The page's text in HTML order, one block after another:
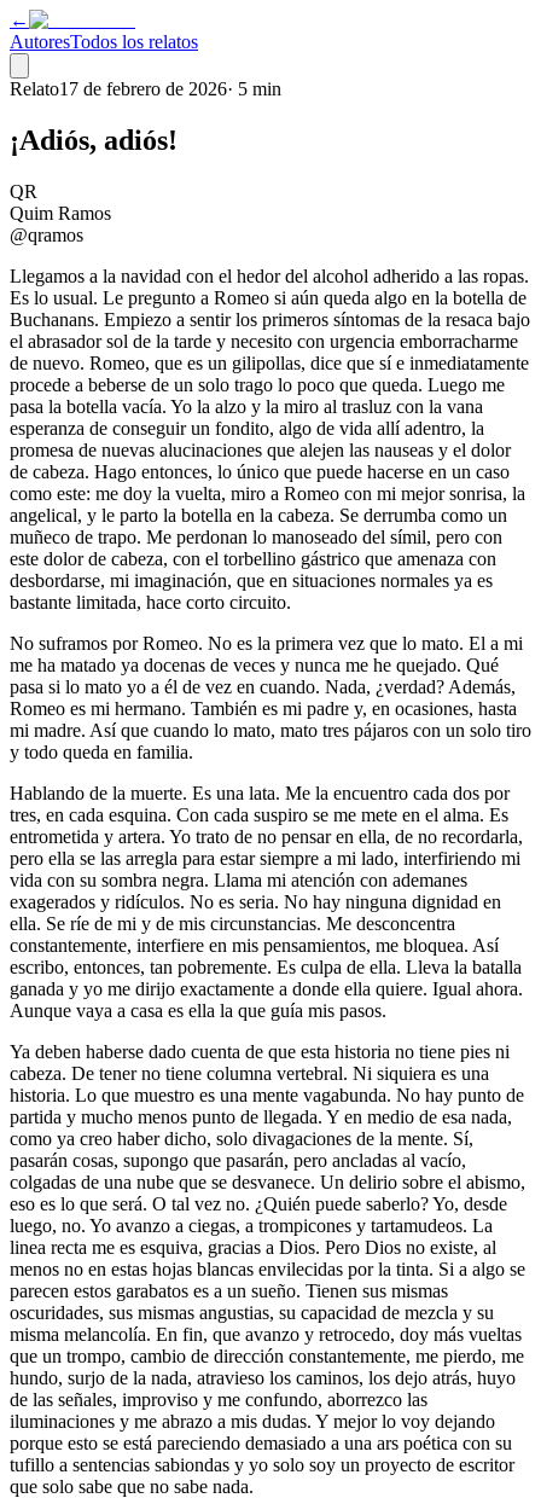
←
AutoresTodos los relatos
Relato17 de febrero de 2026· 5 min
¡Adiós, adiós!
QR
Quim Ramos
@qramos
Llegamos a la navidad con el hedor del alcohol adherido a las ropas.
Es lo usual. Le pregunto a Romeo si aún queda algo en la botella de
Buchanans. Empiezo a sentir los primeros síntomas de la resaca bajo
el abrasador sol de la tarde y necesito con urgencia emborracharme
de nuevo. Romeo, que es un gilipollas, dice que sí e inmediatamente
procede a beberse de un solo trago lo poco que queda. Luego me
pasa la botella vacía. Yo la alzo y la miro al trasluz con la vana
esperanza de conseguir un fondito, algo de vida allí adentro, la
promesa de nuevas alucinaciones que alejen las nauseas y el dolor
de cabeza. Hago entonces, lo único que puede hacerse en un caso
como este: me doy la vuelta, miro a Romeo con mi mejor sonrisa, la
angelical, y le parto la botella en la cabeza. Se derrumba como un
muñeco de trapo. Me perdonan lo manoseado del símil, pero con
este dolor de cabeza, con el torbellino gástrico que amenaza con
desbordarse, mi imaginación, que en situaciones normales ya es
bastante limitada, hace corto circuito.
No suframos por Romeo. No es la primera vez que lo mato. El a mi
me ha matado ya docenas de veces y nunca me he quejado. Qué
pasa si lo mato yo a él de vez en cuando. Nada, ¿verdad? Además,
Romeo es mi hermano. También es mi padre y, en ocasiones, hasta
mi madre. Así que cuando lo mato, mato tres pájaros con un solo tiro
y todo queda en familia.
Hablando de la muerte. Es una lata. Me la encuentro cada dos por
tres, en cada esquina. Con cada suspiro se me mete en el alma. Es
entrometida y artera. Yo trato de no pensar en ella, de no recordarla,
pero ella se las arregla para estar siempre a mi lado, interfiriendo mi
vida con su sombra negra. Llama mi atención con ademanes
exagerados y ridículos. No es seria. No hay ninguna dignidad en
ella. Se ríe de mi y de mis circunstancias. Me desconcentra
constantemente, interfiere en mis pensamientos, me bloquea. Así
escribo, entonces, tan pobremente. Es culpa de ella. Lleva la batalla
ganada y yo me dirijo exactamente a donde ella quiere. Igual ahora.
Aunque vaya a casa es ella la que guía mis pasos.
Ya deben haberse dado cuenta de que esta historia no tiene pies ni
cabeza. De tener no tiene columna vertebral. Ni siquiera es una
historia. Lo que muestro es una mente vagabunda. No hay punto de
partida y mucho menos punto de llegada. Y en medio de esa nada,
como ya creo haber dicho, solo divagaciones de la mente. Sí,
pasarán cosas, supongo que pasarán, pero ancladas al vacío,
colgadas de una nube que se desvanece. Un delirio sobre el abismo,
eso es lo que será. O tal vez no. ¿Quién puede saberlo? Yo, desde
luego, no. Yo avanzo a ciegas, a trompicones y tartamudeos. La
linea recta me es esquiva, gracias a Dios. Pero Dios no existe, al
menos no en estas hojas blancas envilecidas por la tinta. Si a algo se
parecen estos garabatos es a un sueño. Tienen sus mismas
oscuridades, sus mismas angustias, su capacidad de mezcla y su
misma melancolía. En fin, que avanzo y retrocedo, doy más vueltas
que un trompo, cambio de dirección constantemente, me pierdo, me
hundo, surjo de la nada, atravieso los caminos, los dejo atrás, huyo
de las señales, improviso y me confundo, aborrezco las
iluminaciones y me abrazo a mis dudas. Y mejor lo voy dejando
porque esto se está pareciendo demasiado a una ars poética con su
tufillo a sentencias sabiondas y yo solo soy un proyecto de escritor
que solo sabe que no sabe nada.